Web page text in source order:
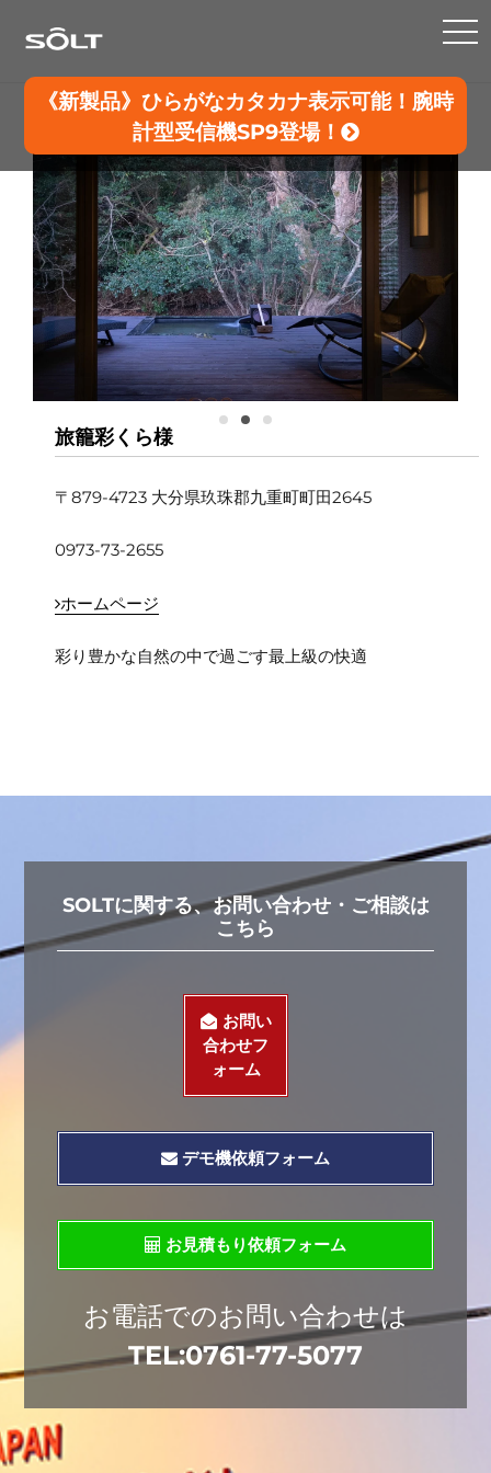
《新製品》ひらがなカタカナ表示可能！腕時
計型受信機SP9登場！
旅籠彩くら様
〒879-4723 大分県玖珠郡九重町町田2645
0973-73-2655
ホームページ
彩り豊かな自然の中で過ごす最上級の快適
SOLTに関する、お問い合わせ・ご相談は
こちら
お問い
合わせフ
ォーム
デモ機依頼フォーム
お見積もり依頼フォーム
お電話でのお問い合わせは
TEL:0761-77-5077